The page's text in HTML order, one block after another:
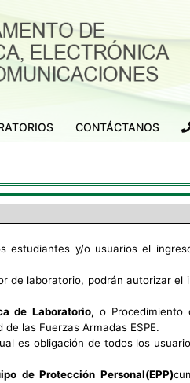
CONTÁCTANOS
y/o usuarios el
de laboratorio, podrán autorizar el
de Laboratorio, o Procedimiento
las Fuerzas Armadas ESPE.
es obligación de todos los
de Protección Personal(EPP)